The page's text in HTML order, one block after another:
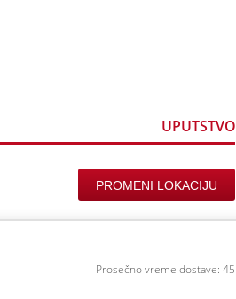
PROMENI LOKACIJU
Prosečno vreme dostave: 45
UPUTSTVO